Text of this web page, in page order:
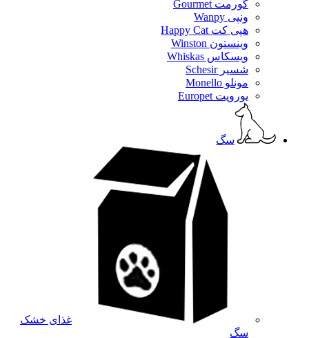
گورمت Gourmet
ونپی Wanpy
هپی کت Happy Cat
وینستون Winston
ویسکاس Whiskas
شسیر Schesir
مونلو Monello
یوروپت Europet
سگ
غذای خشک
سگ